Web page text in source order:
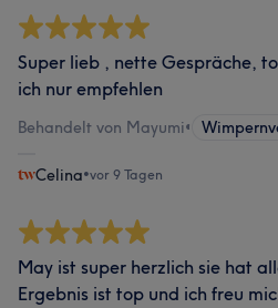
Super lieb , nette Gespräche,
ich nur empfehlen
Behandelt von Mayumi•
Celina•vor 9 Tagen
May ist super herzlich sie hat
Ergebnis ist top und ich freu